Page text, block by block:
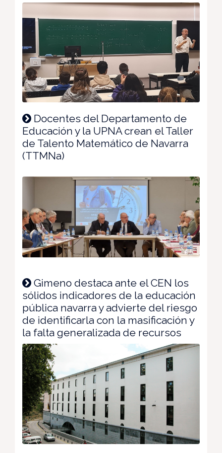
Docentes del Departamento de
Educación y la UPNA crean el Taller
de Talento Matemático de Navarra
(TTMNa)
Gimeno destaca ante el CEN los
sólidos indicadores de la educación
pública navarra y advierte del riesgo
de identificarla con la masificación y
la falta generalizada de recursos